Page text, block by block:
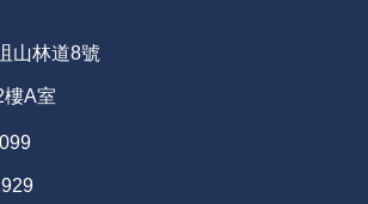
實利益—這一生把往生淨土的機會抓住-全1集
諧與寬容的經驗-全1集
能趨吉避凶—真正相信業因果報，連惡念都不會
實利益—無上菩提心-全1集
山林道8號
A室